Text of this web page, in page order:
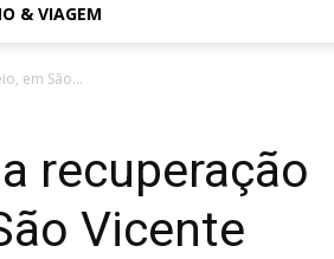
& VIAGEM
em São...
recuperação
Vicente